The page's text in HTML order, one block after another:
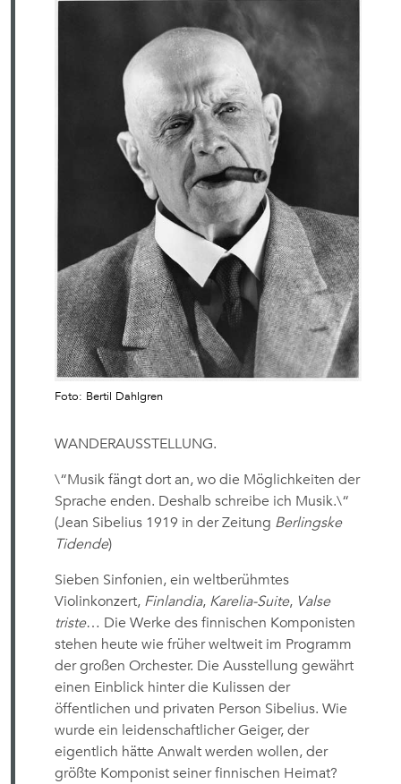
Foto: Bertil Dahlgren
WANDERAUSSTELLUNG.
\“Musik fängt dort an, wo die Möglichkeiten der
Sprache enden. Deshalb schreibe ich Musik.\“
(Jean Sibelius 1919 in der Zeitung Berlingske
Tidende)
Sieben Sinfonien, ein weltberühmtes
Violinkonzert, Finlandia, Karelia-Suite, Valse
triste… Die Werke des finnischen Komponisten
stehen heute wie früher weltweit im Programm
der großen Orchester. Die Ausstellung gewährt
einen Einblick hinter die Kulissen der
öffentlichen und privaten Person Sibelius. Wie
wurde ein leidenschaftlicher Geiger, der
eigentlich hätte Anwalt werden wollen, der
größte Komponist seiner finnischen Heimat?